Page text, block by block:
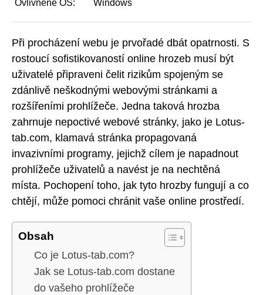
Ovlivněné OS:
Windows
Při procházení webu je prvořadé dbát opatrnosti. S
rostoucí sofistikovaností online hrozeb musí být
uživatelé připraveni čelit rizikům spojeným se
zdánlivě neškodnými webovými stránkami a
rozšířeními prohlížeče. Jedna taková hrozba
zahrnuje nepoctivé webové stránky, jako je Lotus-
tab.com, klamavá stránka propagovaná
invazivními programy, jejichž cílem je napadnout
prohlížeče uživatelů a navést je na nechtěná
místa. Pochopení toho, jak tyto hrozby fungují a co
chtějí, může pomoci chránit vaše online prostředí.
Obsah
Co je Lotus-tab.com?
Jak se Lotus-tab.com dostane
do vašeho prohlížeče